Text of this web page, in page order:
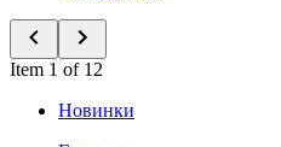
Item 1 of 12
Новинки